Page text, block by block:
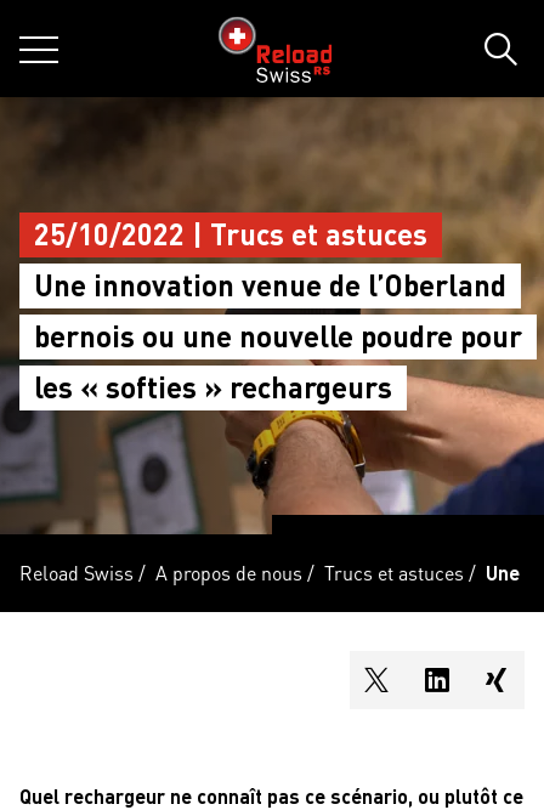
MENU
siteLogo
25/10/2022 | Trucs et astuces
Une innovation venue de l’Oberland
bernois ou une nouvelle poudre pour
les « softies » rechargeurs
Reload Swiss / A propos de nous / Trucs et astuces / Une
shareOntwitter
Quel rechargeur ne connaît pas ce scénario, ou plutôt ce